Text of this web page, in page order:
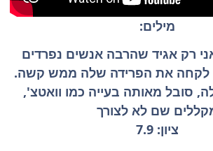
מילים:
רק אגיד שהרבה אנשים נפרדים
לקחה את הפרידה שלה ממש קשה.
סובל מאותה בעייה כמו וואטצ',
שם לא לצורך
ציון: 7.9